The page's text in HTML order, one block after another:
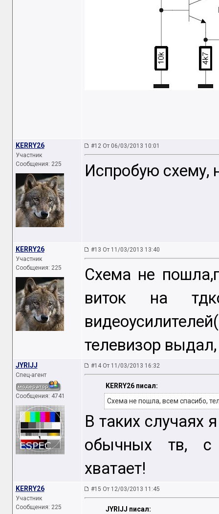
KERRY26
Участник
Сообщения: 225
#12 От 06/03/2013 10:01
Испробую схему,
KERRY26
Участник
Сообщения: 225
#13 От 11/03/2013 13:40
Схема не
виток на
телевизор
JYRIJJ
Спец-агент
Сообщения: 4741
#14 От 11/03/2013 16:32
KERRY26 писал:
Схема не пошла, всем спасибо,
В таких случаях
обычных тв, с
хватает!
KERRY26
Участник
Сообщения: 225
#15 От 12/03/2013 11:45
JYRIJJ писал: